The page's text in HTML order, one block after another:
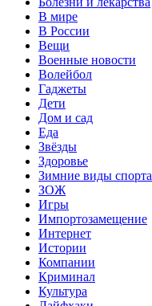
В мире
В России
Вещи
Военные новости
Волейбол
Гаджеты
Дети
Дом и сад
Еда
Звёзды
Здоровье
Зимние виды спорта
ЗОЖ
Игры
Импортозамещение
Интернет
Истории
Компании
Криминал
Культура